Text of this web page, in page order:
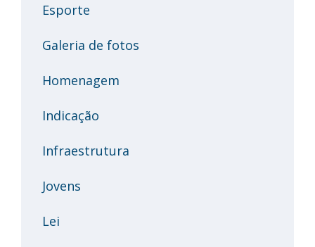
Esporte
Galeria de fotos
Homenagem
Indicação
Infraestrutura
Jovens
Lei